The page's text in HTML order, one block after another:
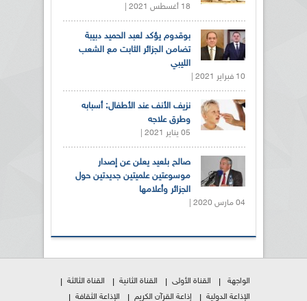
18 أغسطس 2021 |
بوقدوم يؤكد لعبد الحميد دبيبة
تضامن الجزائر الثابت مع الشعب
الليبي
10 فبراير 2021 |
نزيف الأنف عند الأطفال: أسبابه
وطرق علاجه
05 يناير 2021 |
صالح بلعيد يعلن عن إصدار
موسوعتين علميتين جديدتين حول
الجزائر وأعلامها
04 مارس 2020 |
الواجهة القناة الأولى القناة الثانية
القناة الثالثة
الإذاعة الدولية
إذاعة القرآن الكريم الإذاعة الثقافة